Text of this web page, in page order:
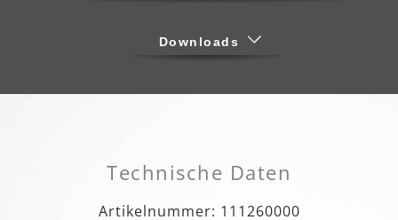
Downloads
Technische Daten
Artikelnummer: 111260000